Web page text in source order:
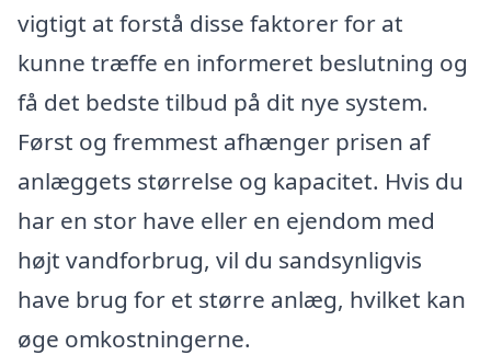
vigtigt at forstå disse faktorer for at
kunne træffe en informeret beslutning og
få det bedste tilbud på dit nye system.
Først og fremmest afhænger prisen af
anlæggets størrelse og kapacitet. Hvis du
har en stor have eller en ejendom med
højt vandforbrug, vil du sandsynligvis
have brug for et større anlæg, hvilket kan
øge omkostningerne.